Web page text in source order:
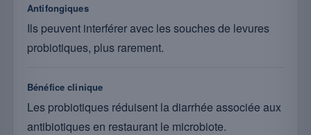
Antifongiques
Ils peuvent interférer avec les souches de levures
probiotiques, plus rarement.
Bénéfice clinique
Les probiotiques réduisent la diarrhée associée aux
antibiotiques en restaurant le microbiote.